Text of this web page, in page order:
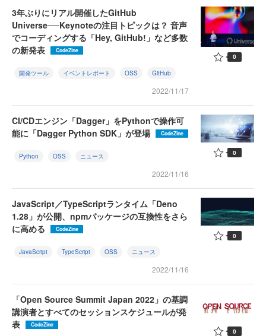
3年ぶりにリアル開催したGitHub
Universe──Keynoteの注目トピックは？ 音声
でコーディングする「Hey, GitHub!」など多数
の新発表
CodeZine
開発ツール イベントレポート OSS GitHub
2022/11/17
0
CI/CDエンジン「Dagger」をPythonで操作可
能に「Dagger Python SDK」が登場
CodeZine
Python OSS ニュース
2022/11/16
0
JavaScript／TypeScriptランタイム「Deno
1.28」が公開、npmパッケージの互換性をさら
に高める
CodeZine
JavaScript TypeScript OSS ニュース
2022/11/16
0
「Open Source Summit Japan 2022」の基調
講演者とすべてのセッションスケジュールが発
表
CodeZine
0